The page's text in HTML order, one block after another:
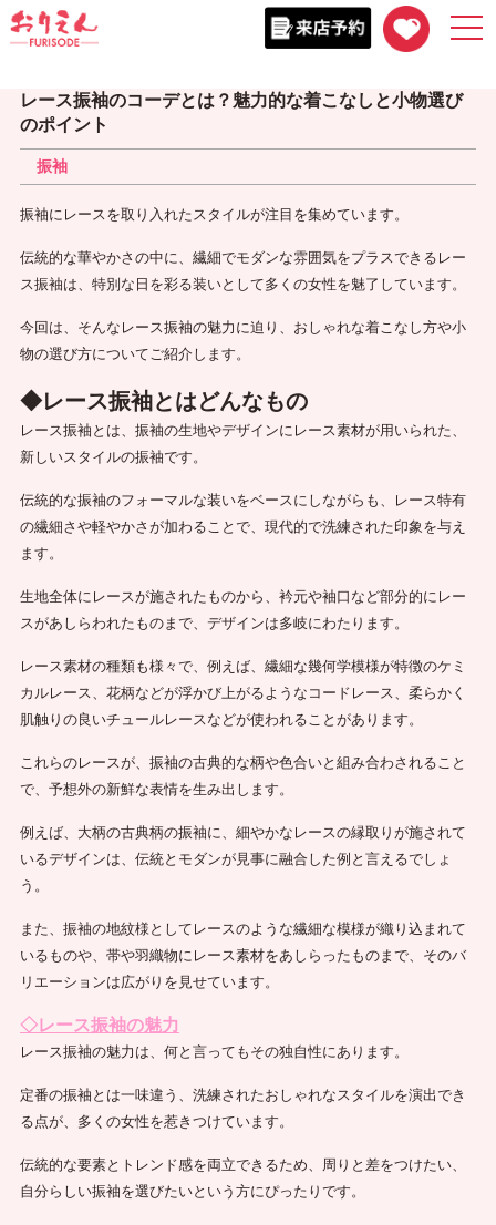
レース振袖のコーデとは？魅力的な着こなしと小物選び
のポイント
振袖
振袖にレースを取り入れたスタイルが注目を集めています。
伝統的な華やかさの中に、繊細でモダンな雰囲気をプラスできるレー
ス振袖は、特別な日を彩る装いとして多くの女性を魅了しています。
今回は、そんなレース振袖の魅力に迫り、おしゃれな着こなし方や小
物の選び方についてご紹介します。
◆レース振袖とはどんなもの
レース振袖とは、振袖の生地やデザインにレース素材が用いられた、
新しいスタイルの振袖です。
伝統的な振袖のフォーマルな装いをベースにしながらも、レース特有
の繊細さや軽やかさが加わることで、現代的で洗練された印象を与え
ます。
生地全体にレースが施されたものから、衿元や袖口など部分的にレー
スがあしらわれたものまで、デザインは多岐にわたります。
レース素材の種類も様々で、例えば、繊細な幾何学模様が特徴のケミ
カルレース、花柄などが浮かび上がるようなコードレース、柔らかく
肌触りの良いチュールレースなどが使われることがあります。
これらのレースが、振袖の古典的な柄や色合いと組み合わされること
で、予想外の新鮮な表情を生み出します。
例えば、大柄の古典柄の振袖に、細やかなレースの縁取りが施されて
いるデザインは、伝統とモダンが見事に融合した例と言えるでしょ
う。
また、振袖の地紋様としてレースのような繊細な模様が織り込まれて
いるものや、帯や羽織物にレース素材をあしらったものまで、そのバ
リエーションは広がりを見せています。
◇レース振袖の魅力
レース振袖の魅力は、何と言ってもその独自性にあります。
定番の振袖とは一味違う、洗練されたおしゃれなスタイルを演出でき
る点が、多くの女性を惹きつけています。
伝統的な要素とトレンド感を両立できるため、周りと差をつけたい、
自分らしい振袖を選びたいという方にぴったりです。